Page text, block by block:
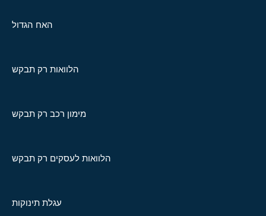
האח הגדול
הלוואות רק תבקש
מימון רכב רק תבקש
הלוואות לעסקים רק תבקש
עגלת תינוקות